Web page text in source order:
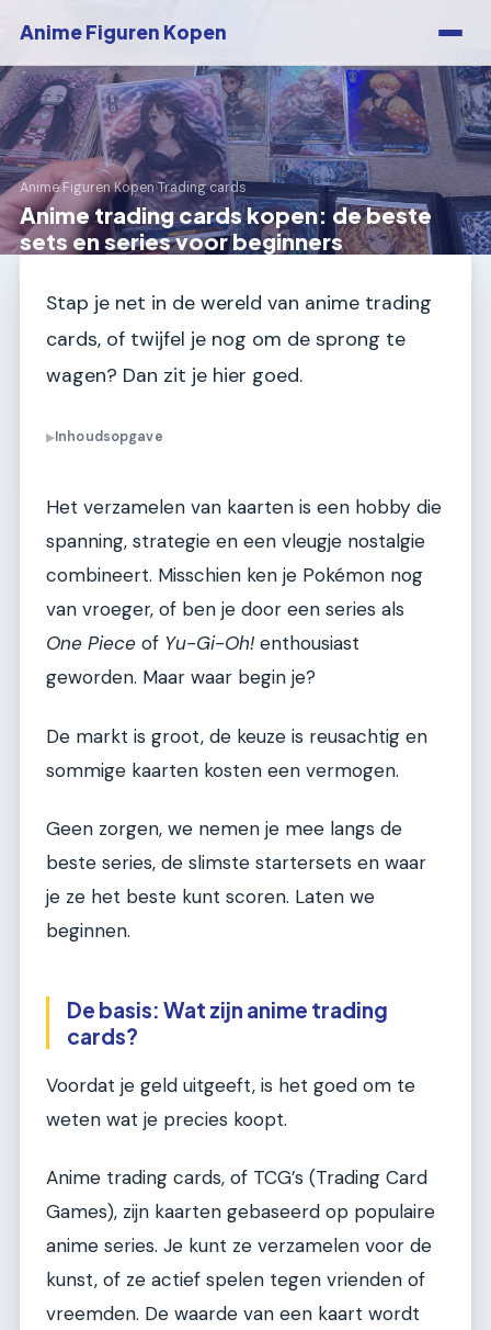
Anime Figuren Kopen
Anime Figuren Kopen›Trading cards
Anime trading cards kopen: de beste
sets en series voor beginners
Stap je net in de wereld van anime trading
cards, of twijfel je nog om de sprong te
wagen? Dan zit je hier goed.
▶Inhoudsopgave
Het verzamelen van kaarten is een hobby die
spanning, strategie en een vleugje nostalgie
combineert. Misschien ken je Pokémon nog
van vroeger, of ben je door een series als
One Piece of Yu-Gi-Oh! enthousiast
geworden. Maar waar begin je?
De markt is groot, de keuze is reusachtig en
sommige kaarten kosten een vermogen.
Geen zorgen, we nemen je mee langs de
beste series, de slimste startersets en waar
je ze het beste kunt scoren. Laten we
beginnen.
De basis: Wat zijn anime trading
cards?
Voordat je geld uitgeeft, is het goed om te
weten wat je precies koopt.
Anime trading cards, of TCG’s (Trading Card
Games), zijn kaarten gebaseerd op populaire
anime series. Je kunt ze verzamelen voor de
kunst, of ze actief spelen tegen vrienden of
vreemden. De waarde van een kaart wordt